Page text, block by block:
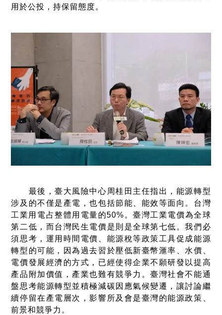
用於公投，持保留態度。
最後，臺大風險中心周桂田主任指出，能源轉型
涉及的不僅是產電，也包括節能、能效等面向。台灣
工業用電占整體用電量的50%。臺灣工業電價為全球
第二低，而台灣民生電價是則是全球第七低。我們必
須思考，運用時間電價、能源稅等政策工具促成能源
轉型的可能，因為過去習於壓低新臺幣滙率、水價、
電價發展經濟的方式，已經使得企業不願研發以提高
產品附加價值，產業也難有競爭力。臺灣社會不能通
盤思考能源轉型並積極減碳因應氣候變遷，讓討論繼
續停留在產電層次，影響所及會是臺灣的能源政策、
前景和競爭力。